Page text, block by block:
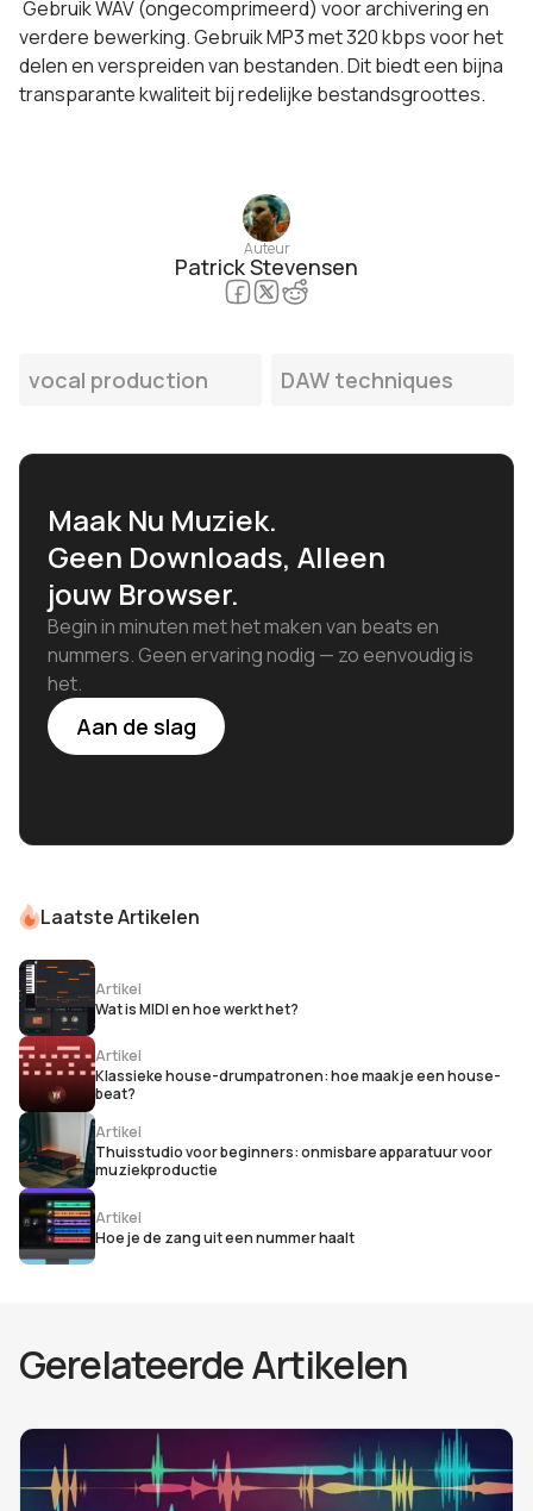
Gebruik WAV (ongecomprimeerd) voor archivering en
verdere bewerking. Gebruik MP3 met 320 kbps voor het
delen en verspreiden van bestanden. Dit biedt een bijna
transparante kwaliteit bij redelijke bestandsgroottes.
Auteur
Patrick Stevensen
vocal production DAW techniques
Maak Nu Muziek.
Geen Downloads, Alleen
jouw Browser.
Begin in minuten met het maken van beats en
nummers. Geen ervaring nodig — zo eenvoudig is
het.
Aan de slag
Laatste Artikelen
Artikel
Wat is MIDI en hoe werkt het?
Artikel
Klassieke house-drumpatronen: hoe maak je een house-
beat?
Artikel
Thuisstudio voor beginners: onmisbare apparatuur voor
muziekproductie
Artikel
Hoe je de zang uit een nummer haalt
Gerelateerde Artikelen